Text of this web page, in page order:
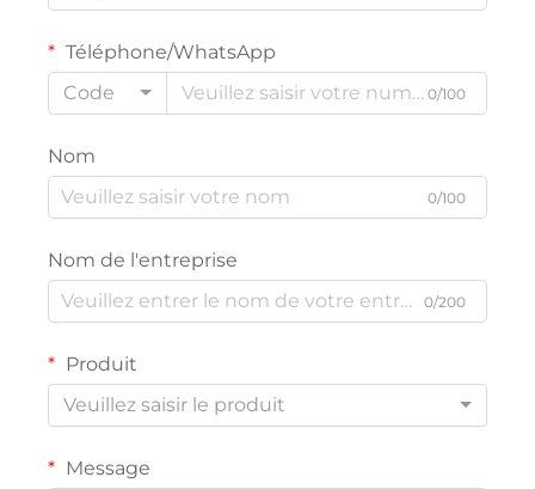
Téléphone/WhatsApp
Code
0/100
Nom
0/100
Nom de l'entreprise
0/200
Produit
Veuillez saisir le produit
Message